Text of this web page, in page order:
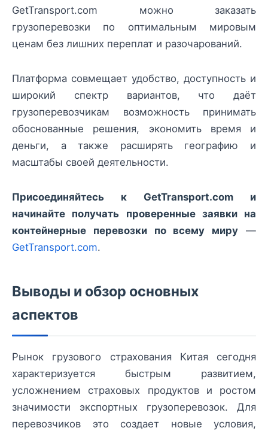
GetTransport.com можно заказать
грузоперевозки по оптимальным мировым
ценам без лишних переплат и разочарований.
Платформа совмещает удобство, доступность и
широкий спектр вариантов, что даёт
грузоперевозчикам возможность принимать
обоснованные решения, экономить время и
деньги, а также расширять географию и
масштабы своей деятельности.
Присоединяйтесь к GetTransport.com и
начинайте получать проверенные заявки на
контейнерные перевозки по всему миру —
GetTransport.com.
Выводы и обзор основных
аспектов
Рынок грузового страхования Китая сегодня
характеризуется быстрым развитием,
усложнением страховых продуктов и ростом
значимости экспортных грузоперевозок. Для
перевозчиков это создает новые условия,